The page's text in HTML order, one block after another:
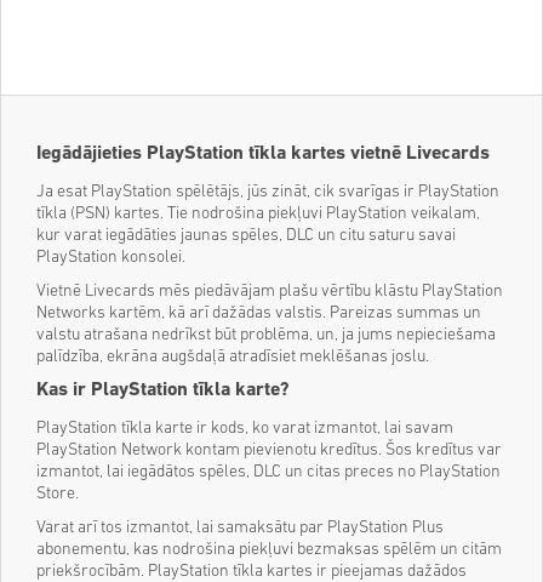
Iegādājieties PlayStation tīkla kartes vietnē Livecards
Ja esat PlayStation spēlētājs, jūs zināt, cik svarīgas ir PlayStation
tīkla (PSN) kartes. Tie nodrošina piekļuvi PlayStation veikalam,
kur varat iegādāties jaunas spēles, DLC un citu saturu savai
PlayStation konsolei.
Vietnē Livecards mēs piedāvājam plašu vērtību klāstu PlayStation
Networks kartēm, kā arī dažādas valstis. Pareizas summas un
valstu atrašana nedrīkst būt problēma, un, ja jums nepieciešama
palīdzība, ekrāna augšdaļā atradīsiet meklēšanas joslu.
Kas ir PlayStation tīkla karte?
PlayStation tīkla karte ir kods, ko varat izmantot, lai savam
PlayStation Network kontam pievienotu kredītus. Šos kredītus var
izmantot, lai iegādātos spēles, DLC un citas preces no PlayStation
Store.
Varat arī tos izmantot, lai samaksātu par PlayStation Plus
abonementu, kas nodrošina piekļuvi bezmaksas spēlēm un citām
priekšrocībām. PlayStation tīkla kartes ir pieejamas dažādos